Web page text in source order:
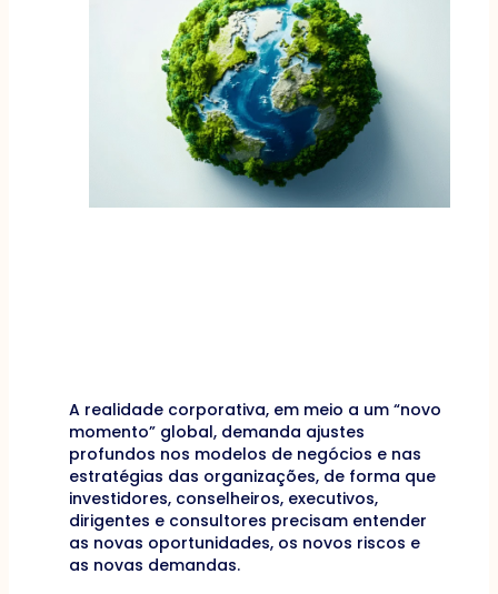
A realidade corporativa, em meio a um “novo
momento” global, demanda ajustes
profundos nos modelos de negócios e nas
estratégias das organizações, de forma que
investidores, conselheiros, executivos,
dirigentes e consultores precisam entender
as novas oportunidades, os novos riscos e
as novas demandas.